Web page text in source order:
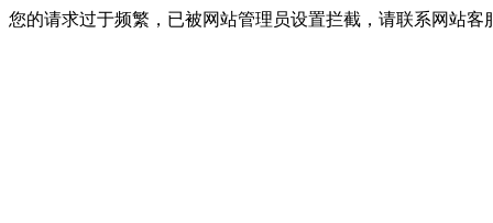
您的请求过于频繁，已被网站管理员设置拦截，请联系网站客